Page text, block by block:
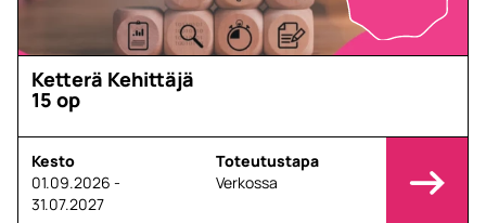
Ketterä Kehittäjä
15 op
Kesto
01.09.2026 -
31.07.2027
Toteutustapa
Verkossa